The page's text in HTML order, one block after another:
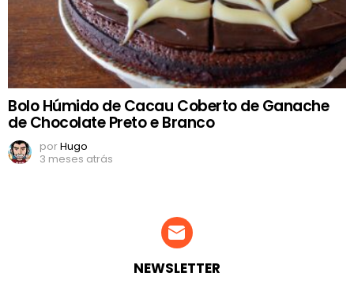
Bolo Húmido de Cacau Coberto de Ganache
de Chocolate Preto e Branco
porHugo
3 meses atrás
NEWSLETTER